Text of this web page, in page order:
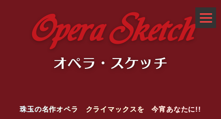
Opera Sketch
オペラ・スケッチ
珠玉の名作オペラ クライマックスを 今宵あなたに!!